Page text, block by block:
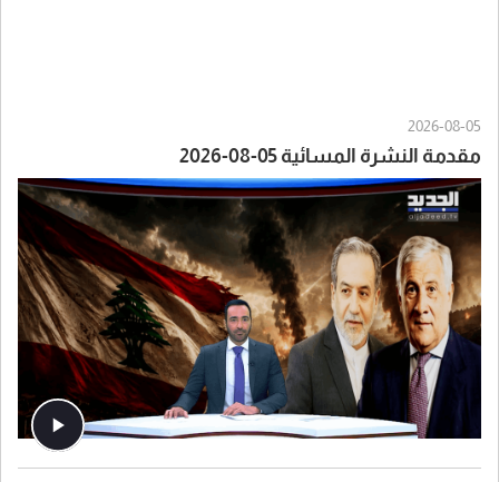
2026-08-05
مقدمة النشرة المسائية 05-08-2026